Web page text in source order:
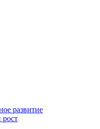
развитие
рост